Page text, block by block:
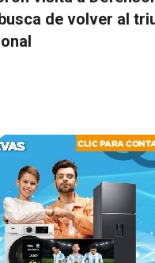
de volver al